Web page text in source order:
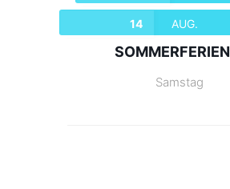
14 AUG.
SOMMERFERIEN
Samstag